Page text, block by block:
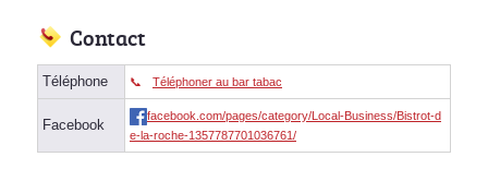
Contact
Téléphone Téléphoner au bar tabac
Facebook
facebook.com/pages/category/Local-Business/Bistrot-d
e-la-roche-1357787701036761/